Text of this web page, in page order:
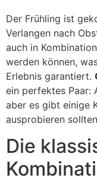
Der Frühling ist
Verlangen nach
auch in
werden können,
Erlebnis garantiert.
ein perfektes Paar:
aber es gibt einige
ausprobieren
Die